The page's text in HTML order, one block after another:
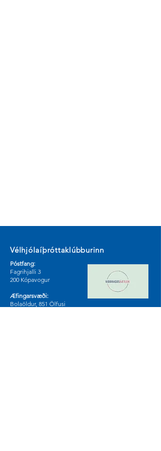
Vélhjólaíþróttaklúbburinn
Póstfang:
Fagrihjalli 3
200 Kópavogur
Æfingarsvæði:
Bolaöldur, 851 Ölfusi